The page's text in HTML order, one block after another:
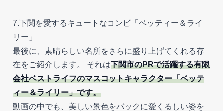
7.下関を愛するキュートなコンビ「ベッティー＆ライ
リー」
最後に、素晴らしい名所をさらに盛り上げてくれる存
在をご紹介します。 それは下関市のPRで活躍する有限
会社ベストライフのマスコットキャラクター「ベッテ
ィー＆ライリー」です。
動画の中でも、美しい景色をバックに愛くるしい姿を